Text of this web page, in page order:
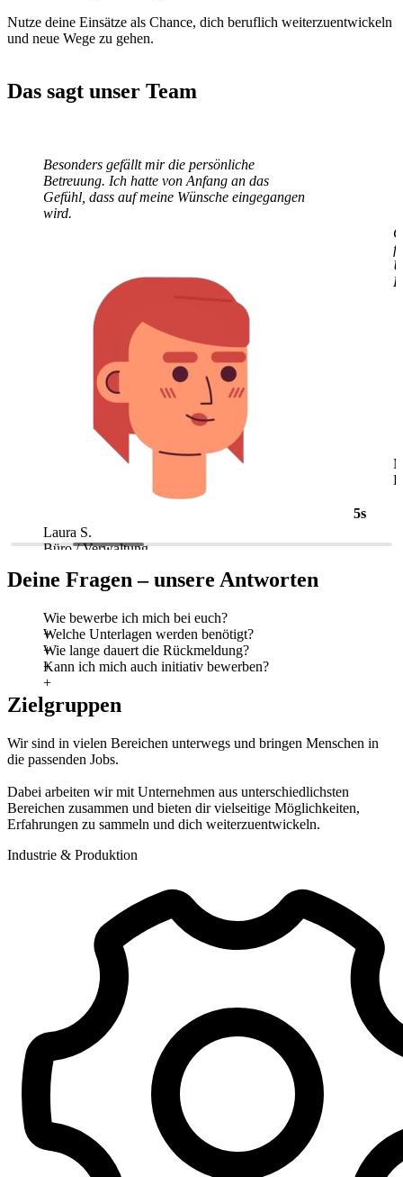
Nutze deine Einsätze als Chance, dich beruflich weiterzuentwickeln
und neue Wege zu gehen.
Das sagt unser Team
Besonders gefällt mir die persönliche
Betreuung. Ich hatte von Anfang an das
Gefühl, dass auf meine Wünsche eingegangen
wird.
Laura S.
Büro / Verwaltung
5s
Deine Fragen – unsere Antworten
Wie bewerbe ich mich bei euch?
Welche Unterlagen werden benötigt?
Wie lange dauert die Rückmeldung?
Kann ich mich auch initiativ bewerben?
Zielgruppen
Wir sind in vielen Bereichen unterwegs und bringen Menschen in
die passenden Jobs.
Dabei arbeiten wir mit Unternehmen aus unterschiedlichsten
Bereichen zusammen und bieten dir vielseitige Möglichkeiten,
Erfahrungen zu sammeln und dich weiterzuentwickeln.
Industrie & Produktion